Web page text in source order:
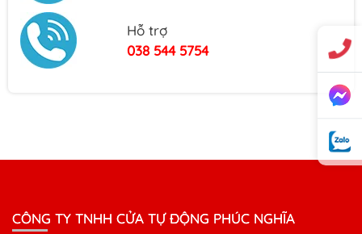
Cổng trượt B802
Hỗ trợ
038 544 5754
CÔNG TY TNHH CỬA TỰ ĐỘNG PHÚC NGHĨA